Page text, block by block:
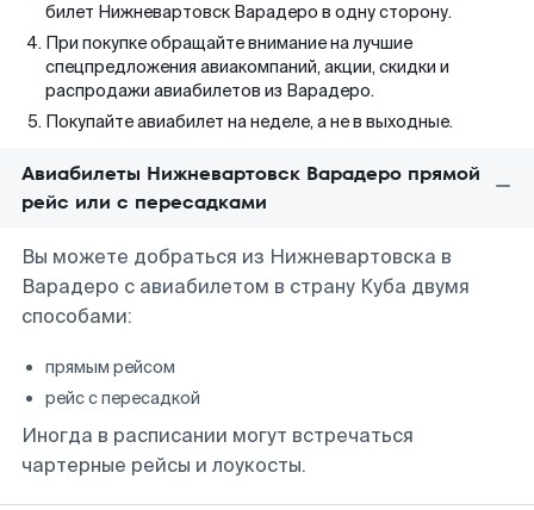
билет Нижневартовск Варадеро в одну сторону.
При покупке обращайте внимание на лучшие
спецпредложения авиакомпаний, акции, скидки и
распродажи авиабилетов из Варадеро.
Покупайте авиабилет на неделе, а не в выходные.
Авиабилеты Нижневартовск Варадеро прямой
рейс или с пересадками
Вы можете добраться из Нижневартовска в
Варадеро с авиабилетом в страну Куба двумя
способами:
прямым рейсом
рейс с пересадкой
Иногда в расписании могут встречаться
чартерные рейсы и лоукосты.